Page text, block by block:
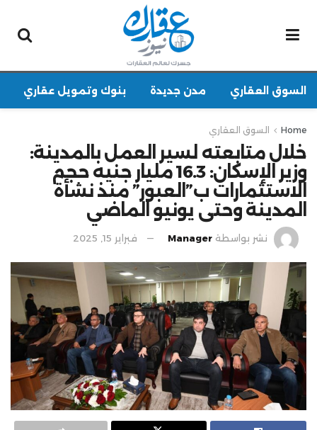
السوق العقاري مدن جديدة بنوك وتمويل عقاري
Home السوق العقاري
خلال متابعته لسير العمل بالمدينة:
وزير الإسكان: 16.3 مليار جنيه حجم
الاستثمارات ب”العبور” منذ نشأة
المدينة وحتى يونيو الماضي
نشر بواسطة Manager فبراير 15, 2025